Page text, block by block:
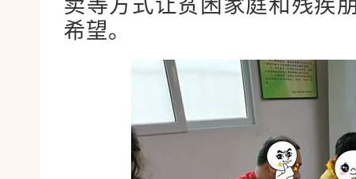
卖等方式让贫困家庭和残疾
希望。